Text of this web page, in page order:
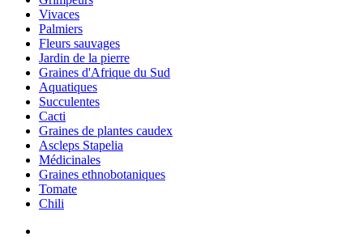
Vivaces
Palmiers
Fleurs sauvages
Jardin de la pierre
Graines d'Afrique du Sud
Aquatiques
Succulentes
Cacti
Graines de plantes caudex
Ascleps Stapelia
Médicinales
Graines ethnobotaniques
Tomate
Chili